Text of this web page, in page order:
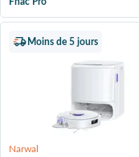
Moins de 5 jours
Narwal